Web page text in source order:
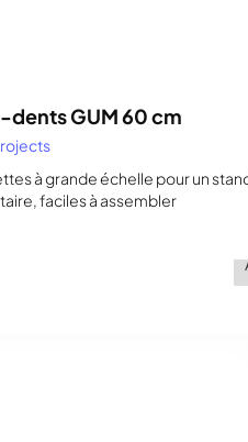
dents GUM 60 cm
à grande échelle pour un
faciles à assembler